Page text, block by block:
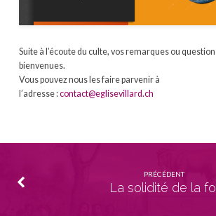
Suite à l’écoute du culte, vos remarques ou
bienvenues.
Vous pouvez nous les faire parvenir à
l’adresse :contact@eglisevillard.ch
PRÉCÉDENT
La solidité de la